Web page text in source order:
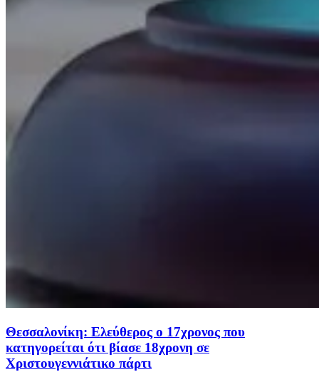
Θεσσαλονίκη: Ελεύθερος ο 17χρονος που
κατηγορείται ότι βίασε 18χρονη σε
Χριστουγεννιάτικο πάρτι